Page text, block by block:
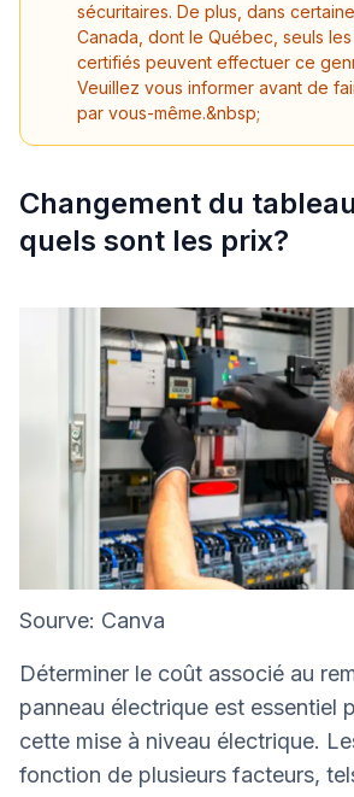
sécuritaires. De plus, dans
Canada, dont le Québec, seuls
certifiés peuvent effectuer ce
Veuillez vous informer avant de
par vous-même.&nbsp;
Changement du
quels sont les prix?
Sourve: Canva
Déterminer le coût associé au
panneau électrique est essentiel
cette mise à niveau électrique.
fonction de plusieurs facteurs,